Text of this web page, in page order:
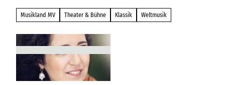
Musikland MV Theater & Bühne Klassik Weltmusik